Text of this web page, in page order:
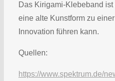
Das Kirigami-Klebeband
eine alte Kunstform zu
Innovation führen kann.
Quellen:
https://www.spektrum.de/